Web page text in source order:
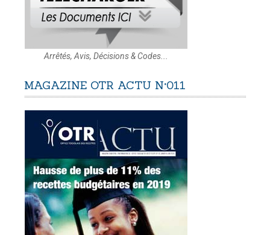
Arrêtés, Avis, Décisions & Codes...
MAGAZINE OTR ACTU N°011